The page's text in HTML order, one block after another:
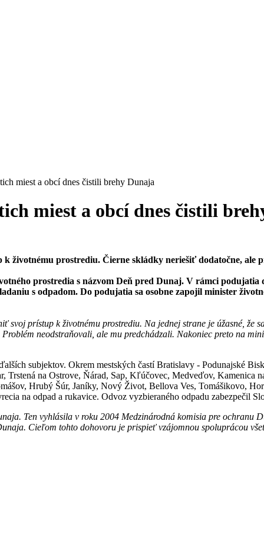
miest a obcí dnes čistili brehy Dunaja
miest a obcí dnes čistili
životnému prostrediu. Čierne skládky neriešiť dodatočne, ale
prostredia s názvom Deň pred Dunaj. V rámci
s odpadom. Do podujatia sa osobne zapojil minister
svoj prístup k životnému prostrediu. Na jednej strane je úžasné,
neodstraňovali, ale mu predchádzali. Nakoniec preto na
subjektov. Okrem mestských častí Bratislavy - Podunajské
Trstená na Ostrove, Ňárad, Sap, Kľúčovec, Medveďov,
Hrubý Šúr, Janíky, Nový Život, Bellova Ves, Tomášikovo,
na odpad a rukavice. Odvoz vyzbieraného odpadu zabezpečil
Ten vyhlásila v roku 2004 Medzinárodná komisia pre
Cieľom tohto dohovoru je prispieť vzájomnou spoluprácou